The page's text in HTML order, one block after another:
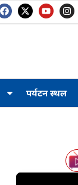
पर्यटन स्थल